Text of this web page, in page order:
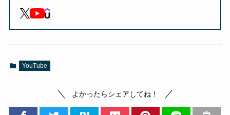
YouTube
よかったらシェアしてね！